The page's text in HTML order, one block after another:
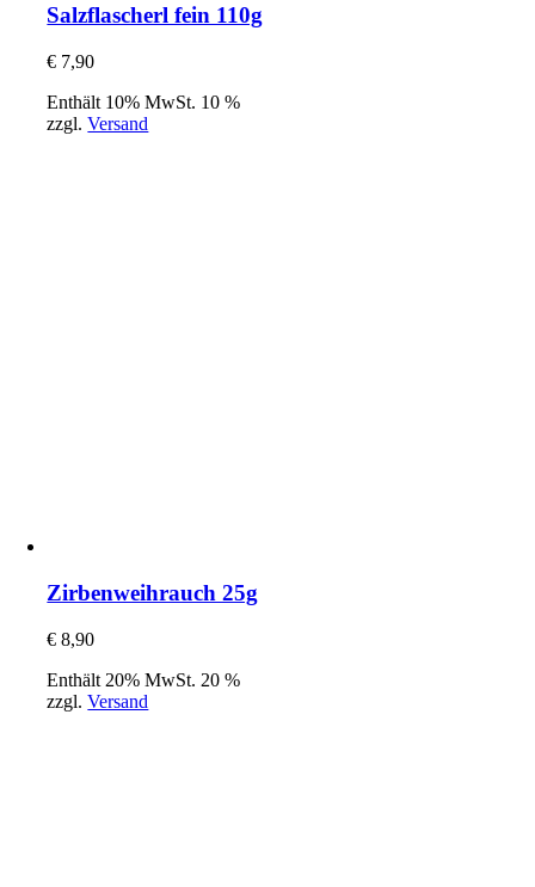
Salzflascherl fein 110g
€ 7,90
Enthält 10% MwSt. 10 %
zzgl.Versand
Zirbenweihrauch 25g
€ 8,90
Enthält 20% MwSt. 20 %
zzgl.Versand